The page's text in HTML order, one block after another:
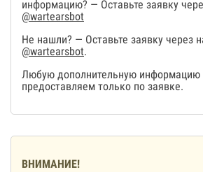
информацию? — Оставьте заявку
@wartearsbot
Не нашли? — Оставьте заявку через
@wartearsbot.
Любую дополнительную
предоставляем только по заявке.
ВНИМАНИЕ!